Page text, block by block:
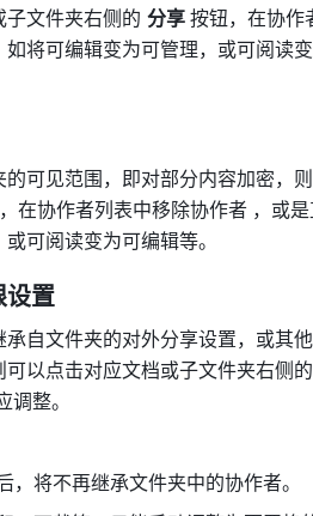
文件夹右侧的 分享 按钮，在协作
将可编辑变为可管理，或可阅读
可见范围，即对部分内容加密，
在协作者列表中移除协作者 ，或
可阅读变为可编辑等。
设置
自文件夹的对外分享设置，或其
以点击对应文档或子文件夹右侧
调整。
将不再继承文件夹中的协作者。